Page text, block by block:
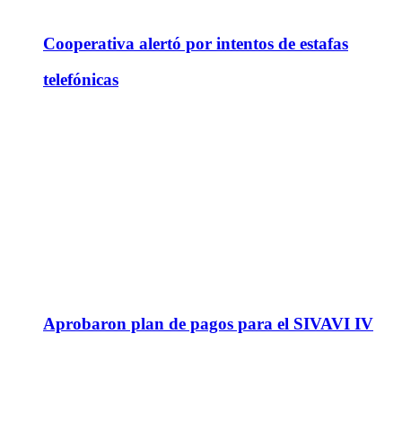
Cooperativa alertó por intentos de estafas
telefónicas
Aprobaron plan de pagos para el SIVAVI IV